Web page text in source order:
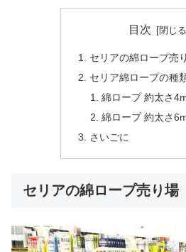
目次
セリアの綿ロープ売
セリア綿ロープの種
綿ロープ 約太さ
綿ロープ 約太さ
さいごに
セリアの綿ロープ売り場